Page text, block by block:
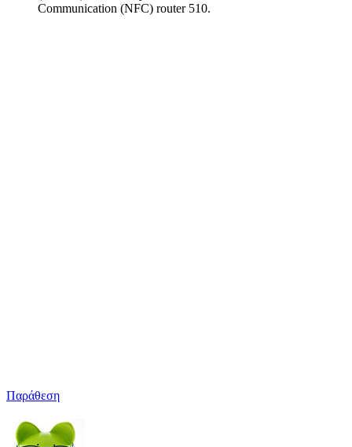
Communication (NFC) router 510.
Παράθεση